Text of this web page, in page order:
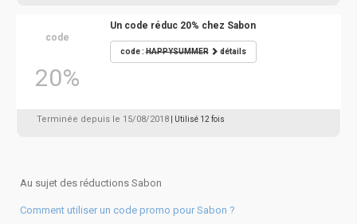
code
20%
Un code réduc 20% chez Sabon
code :HAPPYSUMMER détails
Terminée depuis le 15/08/2018 | Utilisé 12 fois
Au sujet des réductions Sabon
Comment utiliser un code promo pour Sabon ?